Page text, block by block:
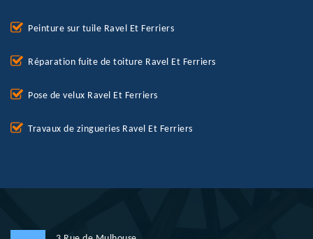
Peinture sur tuile Ravel Et Ferriers
Réparation fuite de toiture Ravel Et Ferriers
Pose de velux Ravel Et Ferriers
Travaux de zingueries Ravel Et Ferriers